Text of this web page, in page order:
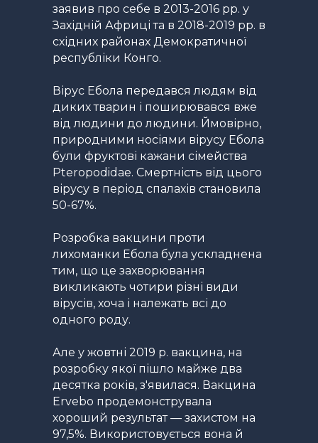
заявив про себе в 2013-2016 рр. у
Західній Африці та в 2018-2019 рр. в
східних районах Демократичної
республіки Конго.
Вірус Ебола передався людям від
диких тварин і поширювався вже
від людини до людини. Ймовірно,
природними носіями вірусу Ебола
були фруктові кажани сімейства
Pteropodidae. Смертність від цього
вірусу в період спалахів становила
50-67%.
Розробка вакцини проти
лихоманки Ебола була ускладнена
тим, що це захворювання
викликають чотири різні види
вірусів, хоча і належать всі до
одного роду.
Але у жовтні 2019 р. вакцина, на
розробку якої пішло майже два
десятка років, з'явилася. Вакцина
Ervebo продемонструвала
хороший результат — захистом на
97,5%. Використовується вона й